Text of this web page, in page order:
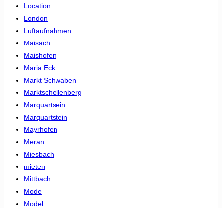
Location
London
Luftaufnahmen
Maisach
Maishofen
Maria Eck
Markt Schwaben
Marktschellenberg
Marquartsein
Marquartstein
Mayrhofen
Meran
Miesbach
mieten
Mittbach
Mode
Model